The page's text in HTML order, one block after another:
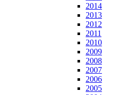
2014
2013
2012
2011
2010
2009
2008
2007
2006
2005